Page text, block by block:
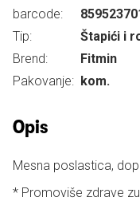
barcode:
Tip:
Štapići i
Brend:
Fitmin
Pakovanje: kom.
Opis
Mesna poslastica,
* Promoviše zdrave